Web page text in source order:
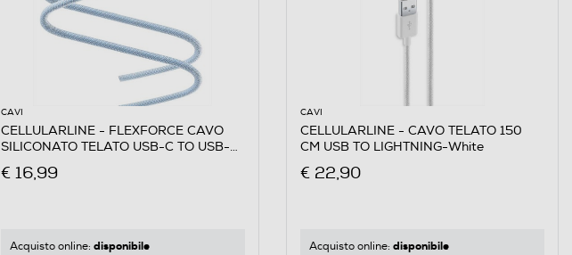
CAVI
CELLULARLINE - FLEXFORCE CAVO
SILICONATO TELATO USB-C TO USB-C-
€ 16,99
Acquisto online: disponibile
CAVI
CELLULARLINE - CAVO TELATO 150
CM USB TO LIGHTNING-White
€ 22,90
Acquisto online: disponibile